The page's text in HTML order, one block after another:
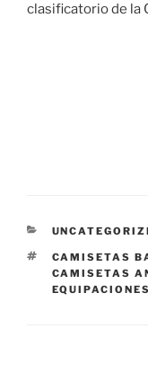
clasificatorio de la
CATEGORÍAS
ETIQUETAS
CAMISETAS
CAMISETAS